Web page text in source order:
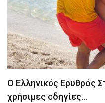
Ο Ελληνικός Ερυθρός
χρήσιμες οδηγίες…